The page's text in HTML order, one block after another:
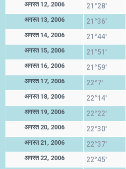
अगस्त 12, 2006 21°28'
अगस्त 13, 2006 21°36'
अगस्त 14, 2006 21°44'
अगस्त 15, 2006 21°51'
अगस्त 16, 2006 21°59'
अगस्त 17, 2006 22°7'
अगस्त 18, 2006 22°14'
अगस्त 19, 2006 22°22'
अगस्त 20, 2006 22°30'
अगस्त 21, 2006 22°37'
अगस्त 22, 2006 22°45'